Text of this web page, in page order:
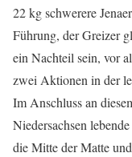
22 kg schwerere
Führung, der Greizer
ein Nachteil sein, vor
zwei Aktionen in der
Im Anschluss an
Niedersachsen
die Mitte der Matte